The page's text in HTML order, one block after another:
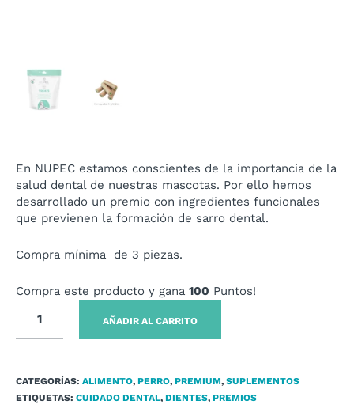
En NUPEC estamos conscientes de la importancia de la
salud dental de nuestras mascotas. Por ello hemos
desarrollado un premio con ingredientes funcionales
que previenen la formación de sarro dental.
Compra mínima de 3 piezas.
Compra este producto y gana 100 Puntos!
AÑADIR AL CARRITO
CATEGORÍAS: ALIMENTO, PERRO, PREMIUM, SUPLEMENTOS
ETIQUETAS: CUIDADO DENTAL, DIENTES, PREMIOS